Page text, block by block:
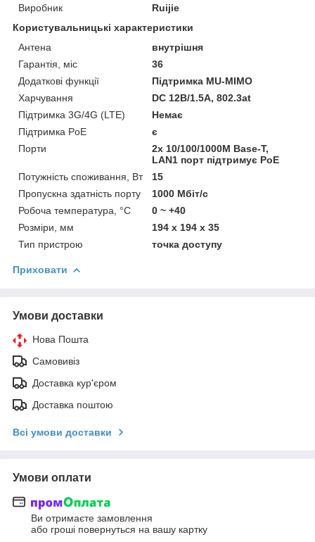
Виробник
Ruijie
Користувальницькі характеристики
Антена
внутрішня
Гарантія, міс
36
Додаткові функції
Підтримка MU-MIMO
Харчування
DC 12В/1.5A, 802.3at
Підтримка 3G/4G (LTE)
Немає
Підтримка PoE
є
Порти
2x 10/100/1000M Base-T,
LAN1 порт підтримує PoE
Потужність споживання, Вт
15
Пропускна здатність порту
1000 Мбіт/с
Робоча температура, °C
0 ~ +40
Розміри, мм
194 x 194 x 35
Тип пристрою
точка доступу
Приховати
Умови доставки
Нова Пошта
Самовивіз
Доставка кур'єром
Доставка поштою
Всі умови доставки
Умови оплати
Ви отримаєте замовлення
або гроші повернуться на вашу картку